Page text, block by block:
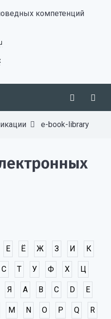
компетенций
e-book-library
Е Ё Ж З И К
С Т У Ф Х Ц
Я A B C D E
M N O P Q R